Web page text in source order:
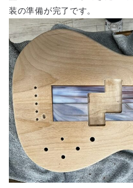
装の準備が完了です。